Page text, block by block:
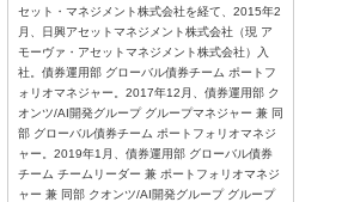
セット・マネジメント株式会社を経て、2015年2
月、日興アセットマネジメント株式会社（現 ア
モーヴァ・アセットマネジメント株式会社）入
社。債券運用部 グローバル債券チーム ポートフ
ォリオマネジャー。2017年12月、債券運用部 ク
オンツ/AI開発グループ グループマネジャー 兼 同
部 グローバル債券チーム ポートフォリオマネジ
ャー。2019年1月、債券運用部 グローバル債券
チーム チームリーダー 兼 ポートフォリオマネジ
ャー 兼 同部 クオンツ/AI開発グループ グループ